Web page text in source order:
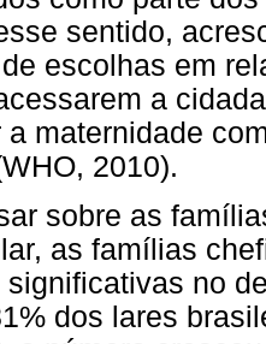
sentido,
escolhas em
a
a maternidade
2010).
sobre as
as famílias
significativas no
dos lares